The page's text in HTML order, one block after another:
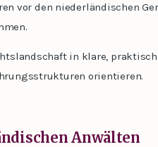
vor den niederländischen
in klare,
orientieren.
Anwälten